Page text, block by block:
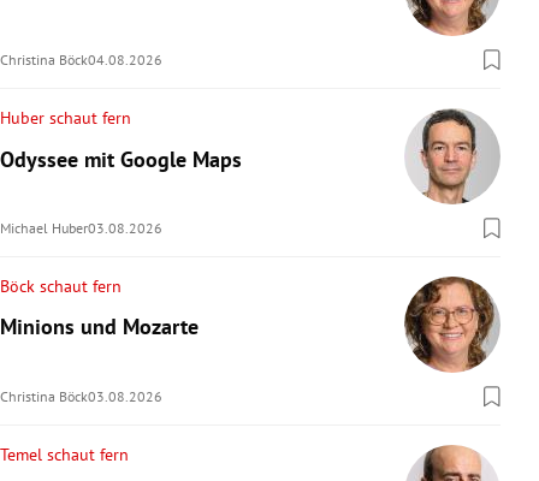
Christina Böck04.08.2026
Huber schaut fern
Odyssee mit Google Maps
Michael Huber03.08.2026
Böck schaut fern
Minions und Mozarte
Christina Böck03.08.2026
Temel schaut fern